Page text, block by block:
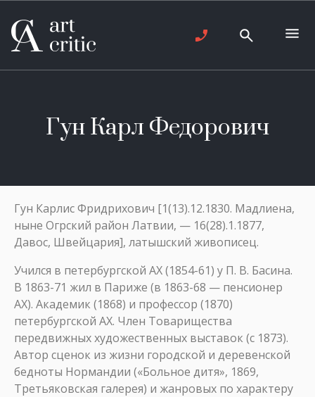
Гун Карл Федорович
Гун Карлис Фридрихович [1(13).12.1830. Мадлиена,
ныне Огрский район Латвии, — 16(28).1.1877,
Давос, Швейцария], латышский живописец.
Учился в петербургской АХ (1854-61) у П. В. Басина.
В 1863-71 жил в Париже (в 1863-68 — пенсионер
АХ). Академик (1868) и профессор (1870)
петербургской АХ. Член Товарищества
передвижных художественных выставок (с 1873).
Автор сценок из жизни городской и деревенской
бедноты Нормандии («Больное дитя», 1869,
Третьяковская галерея) и жанровых по характеру